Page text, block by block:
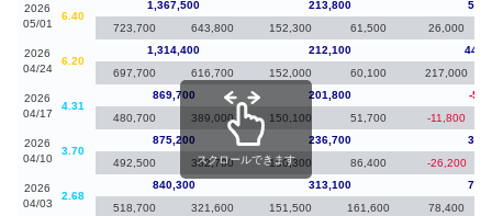
2026
05/01
6.40
1,367,500 213,800
723,700
643,800 152,300 61,500 26,000
2026
04/24
6.20
1,314,400 212,100
697,700
616,700 152,000 60,100 217,000
2026
04/17
4.31
869,700 201,800
-
480,700
389,000 150,100 51,700 -11,800
2026
04/10
3.70
875,200 236,700
492,500
382,700 150,300 86,400 -26,200
2026
04/03
2.68
840,300 313,100
518,700
321,600 151,500 161,600 78,400
スクロールできます